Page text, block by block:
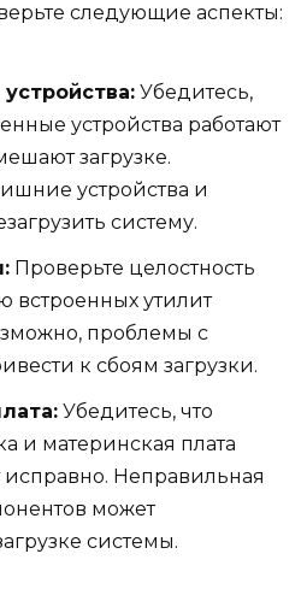
следующие аспекты:
Убедитесь,
устройства работают
загрузке.
устройства и
систему.
Проверьте целостность
встроенных утилит
проблемы с
к сбоям загрузки.
Убедитесь, что
и материнская плата
Неправильная
может
системы.